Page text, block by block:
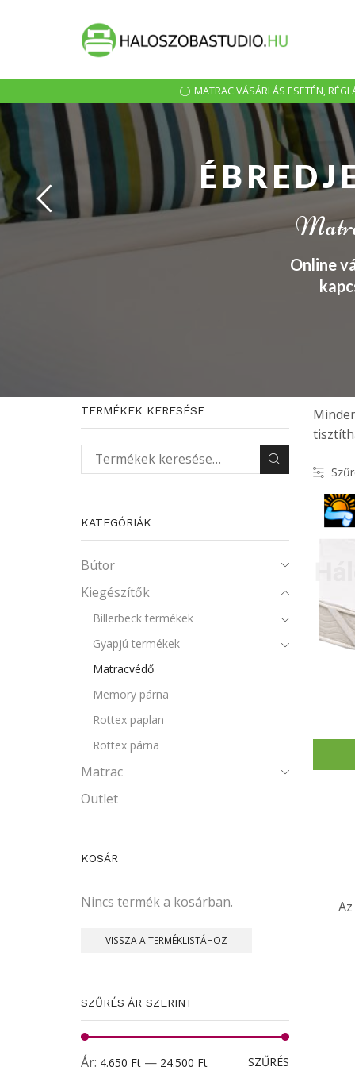
MATRAC VÁSÁRLÁS ESETÉN, RÉGI
Online
TERMÉKEK KERESÉSE
Keresés a következőre:
KATEGÓRIÁK
Bútor
Kiegészítők
Billerbeck termékek
Gyapjú termékek
Matracvédő
Memory párna
Rottex paplan
Rottex párna
Matrac
Outlet
KOSÁR
Nincs termék a kosárban.
VISSZA A TERMÉKLISTÁHOZ
SZŰRÉS ÁR SZERINT
Min
Max
SZŰRÉS
Ár: 4.650 Ft — 24.500 Ft